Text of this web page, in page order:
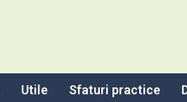
Utile Sfaturi practice